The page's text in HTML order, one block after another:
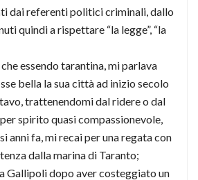
dai referenti politici criminali, dallo
quindi a rispettare “la legge”, “la
essendo tarantina, mi parlava
bella la sua città ad inizio secolo
trattenendomi dal ridere o dal
spirito quasi compassionevole,
anni fa, mi recai per una regata con
dalla marina di Taranto;
Gallipoli dopo aver costeggiato un